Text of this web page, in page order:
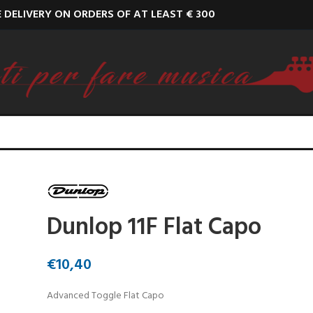
DELIVERY ON ORDERS OF AT LEAST € 300
Dunlop 11F Flat Capo
€10,40
Advanced Toggle Flat Capo